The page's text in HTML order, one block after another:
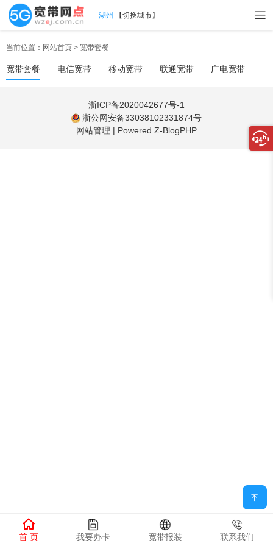
湖州 【切换城市】
当前位置： 网站首页 > 宽带套餐
宽带套餐 电信宽带 移动宽带 联通宽带 广电宽带
浙ICP备2020042677号-1
浙公网安备33038102331874号
网站管理 | Powered Z-BlogPHP
首 页 我要办卡 宽带报装 联系我们